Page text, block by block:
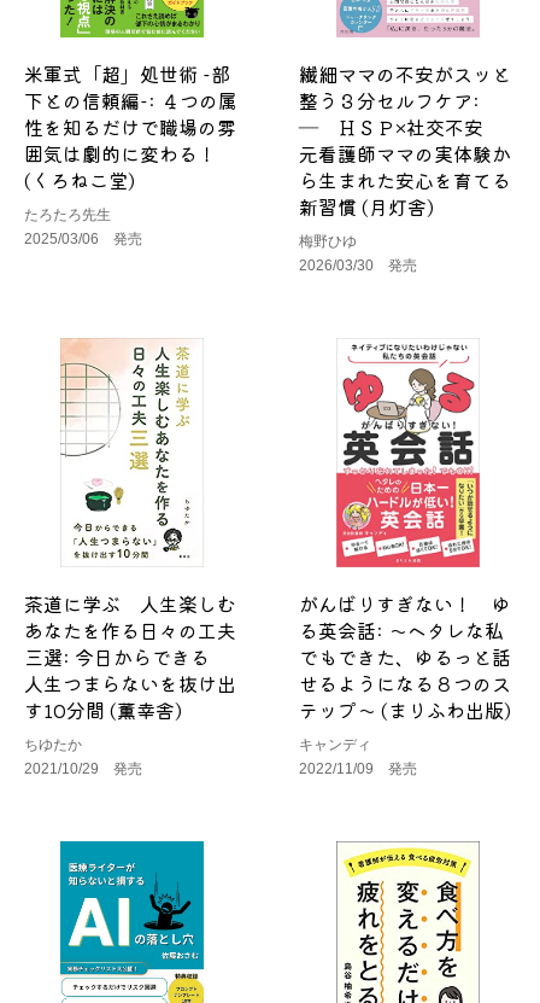
米軍式「超」処世術 -部
下との信頼編-: ４つの属
性を知るだけで職場の雰
囲気は劇的に変わる！
(くろねこ堂)
たろたろ先生
2025/03/06 発売
繊細ママの不安がスッと
整う３分セルフケア:
― ＨＳＰ×社交不安
元看護師ママの実体験か
ら生まれた安心を育てる
新習慣 (月灯舎)
梅野ひゆ
2026/03/30 発売
茶道に学ぶ 人生楽しむ
あなたを作る日々の工夫
三選: 今日からできる
人生つまらないを抜け出
す10分間 (薫幸舎)
ちゆたか
2021/10/29 発売
がんばりすぎない！ ゆ
る英会話: ～ヘタレな私
でもできた、ゆるっと話
せるようになる８つのス
テップ～ (まりふわ出版)
キャンディ
2022/11/09 発売